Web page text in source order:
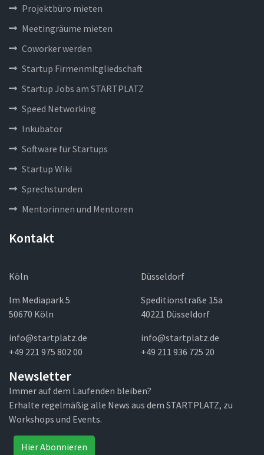
Projektbüro mieten
Meetingräume mieten
Coworker werden
Startup Firmenmitgliedschaft
Startup Jobs am STARTPLATZ
Speed Networking
Inkubator
Software für Startups
Startup Wiki
Sprechstunden
Mentorinnen und Mentoren
Kontakt
Köln
Im Mediapark 5
50670 Köln
info@startplatz.de
+49 221 975 802 00
Düsseldorf
Speditionstraße 15a
40221 Düsseldorf
info@startplatz.de
+49 211 936 725 20
Newsletter
Immer auf dem Laufenden bleiben?
Erhalte regelmäßig alle News aus dem STARTPLATZ, zu
Workshops und Events.
Hier Abonnieren